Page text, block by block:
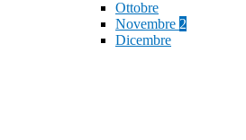
Ottobre
Novembre 2
Dicembre